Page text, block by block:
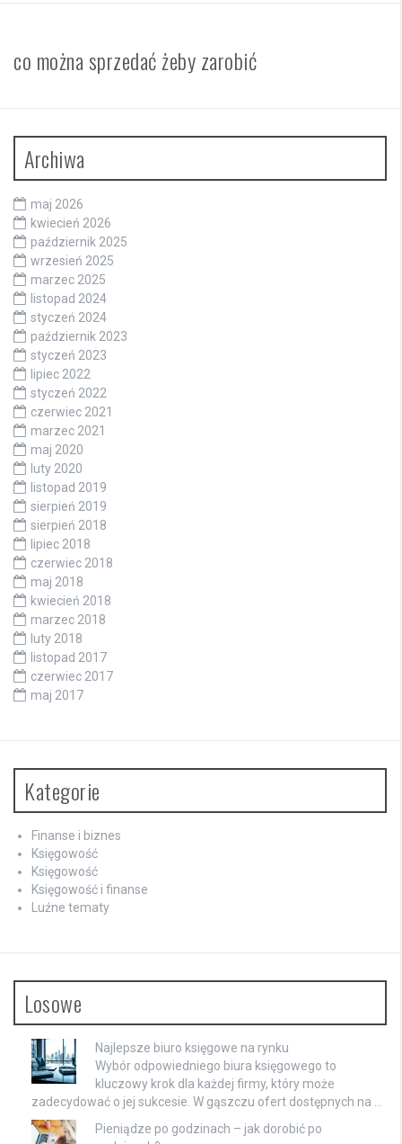
co można sprzedać żeby zarobić
Archiwa
maj 2026
kwiecień 2026
październik 2025
wrzesień 2025
marzec 2025
listopad 2024
styczeń 2024
październik 2023
styczeń 2023
lipiec 2022
styczeń 2022
czerwiec 2021
marzec 2021
maj 2020
luty 2020
listopad 2019
sierpień 2019
sierpień 2018
lipiec 2018
czerwiec 2018
maj 2018
kwiecień 2018
marzec 2018
luty 2018
listopad 2017
czerwiec 2017
maj 2017
Kategorie
Finanse i biznes
Księgowość
Księgowość
Księgowość i finanse
Luźne tematy
Losowe
Najlepsze biuro księgowe na rynku
Wybór odpowiedniego biura księgowego to
kluczowy krok dla każdej firmy, który może
zadecydować o jej sukcesie. W gąszczu ofert dostępnych na …
Pieniądze po godzinach – jak dorobić po